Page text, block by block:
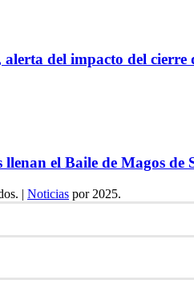
del impacto del cierre
llenan el Baile de Magos
| Noticias por 2025.